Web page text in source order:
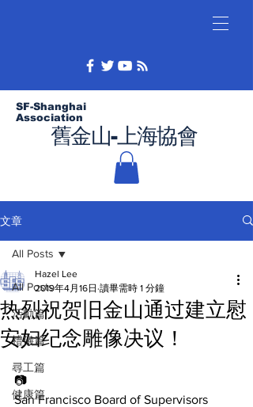
舊金山-上海協會
SF-Shanghai
Association
文章
All Posts
活動篇
禮儀篇
尋工篇
健康篇
All Posts
热烈祝贺旧金山通过建立慰
安妇纪念雕像决议！
Hazel Lee
2019年4月16日 讀畢需時 1 分鐘
📷
San Francisco Board of Supervisors